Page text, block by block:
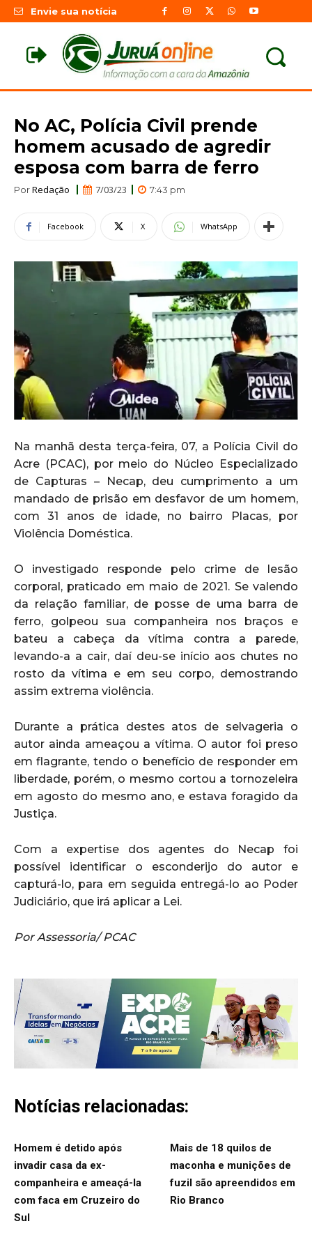
Envie sua notícia
No AC, Polícia Civil prende
homem acusado de agredir
esposa com barra de ferro
PorRedação 7/03/23 7:43 pm
Facebook X WhatsApp
Na manhã desta terça-feira, 07, a Polícia Civil do
Acre (PCAC), por meio do Núcleo Especializado
de Capturas – Necap, deu cumprimento a um
mandado de prisão em desfavor de um homem,
com 31 anos de idade, no bairro Placas, por
Violência Doméstica.
O investigado responde pelo crime de lesão
corporal, praticado em maio de 2021. Se valendo
da relação familiar, de posse de uma barra de
ferro, golpeou sua companheira nos braços e
bateu a cabeça da vítima contra a parede,
levando-a a cair, daí deu-se início aos chutes no
rosto da vítima e em seu corpo, demostrando
assim extrema violência.
Durante a prática destes atos de selvageria o
autor ainda ameaçou a vítima. O autor foi preso
em flagrante, tendo o benefício de responder em
liberdade, porém, o mesmo cortou a tornozeleira
em agosto do mesmo ano, e estava foragido da
Justiça.
Com a expertise dos agentes do Necap foi
possível identificar o esconderijo do autor e
capturá-lo, para em seguida entregá-lo ao Poder
Judiciário, que irá aplicar a Lei.
Por Assessoria/ PCAC
Notícias relacionadas:
Homem é detido após
invadir casa da ex-
companheira e ameaçá-la
com faca em Cruzeiro do
Sul
Mais de 18 quilos de
maconha e munições de
fuzil são apreendidos em
Rio Branco